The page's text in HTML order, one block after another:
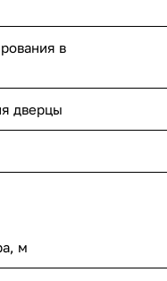
в
дверцы
м